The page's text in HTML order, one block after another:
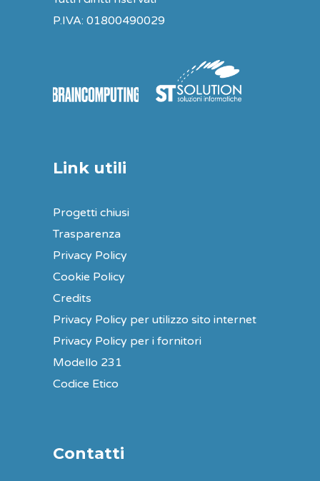
P.IVA: 01800490029
Link utili
Progetti chiusi
Trasparenza
Privacy Policy
Cookie Policy
Credits
Privacy Policy per utilizzo sito internet
Privacy Policy per i fornitori
Modello 231
Codice Etico
Contatti